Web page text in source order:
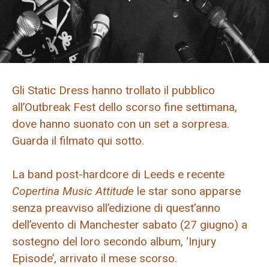
Gli Static Dress hanno trollato il pubblico
all’Outbreak Fest dello scorso fine settimana,
dove hanno suonato con un set a sorpresa.
Guarda il filmato qui sotto.
La band post-hardcore di Leeds e recente
Copertina Music Attitude le star sono apparse
senza preavviso all’edizione di quest’anno
dell’evento di Manchester sabato (27 giugno) a
sostegno del loro secondo album, ‘Injury
Episode’, arrivato il mese scorso.